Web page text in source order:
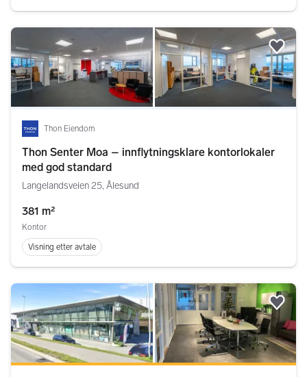
Thon Eiendom
Thon Senter Moa – innflytningsklare kontorlokaler
med god standard
Langelandsveien 25, Ålesund
381 m²
Kontor
Visning etter avtale